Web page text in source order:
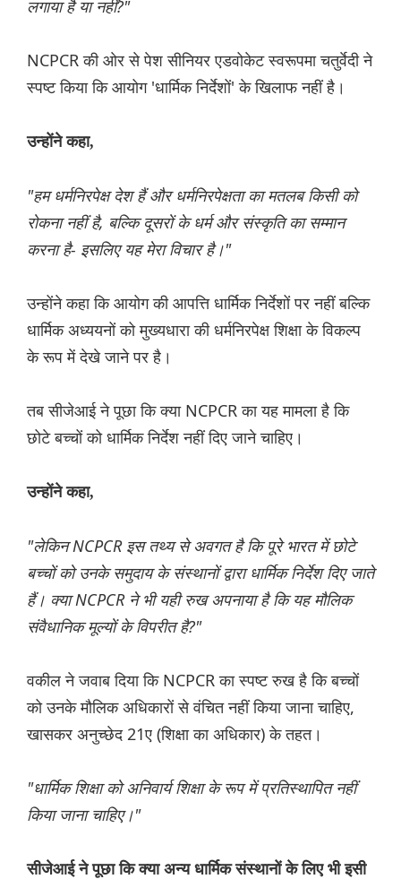
लगाया है या नहीं?"
NCPCR की ओर से पेश सीनियर एडवोकेट स्वरूपमा चतुर्वेदी ने
स्पष्ट किया कि आयोग 'धार्मिक निर्देशों' के खिलाफ नहीं है।
उन्होंने कहा,
"हम धर्मनिरपेक्ष देश हैं और धर्मनिरपेक्षता का मतलब किसी को
रोकना नहीं है, बल्कि दूसरों के धर्म और संस्कृति का सम्मान
करना है- इसलिए यह मेरा विचार है।"
उन्होंने कहा कि आयोग की आपत्ति धार्मिक निर्देशों पर नहीं बल्कि
धार्मिक अध्ययनों को मुख्यधारा की धर्मनिरपेक्ष शिक्षा के विकल्प
के रूप में देखे जाने पर है।
तब सीजेआई ने पूछा कि क्या NCPCR का यह मामला है कि
छोटे बच्चों को धार्मिक निर्देश नहीं दिए जाने चाहिए।
उन्होंने कहा,
"लेकिन NCPCR इस तथ्य से अवगत है कि पूरे भारत में छोटे
बच्चों को उनके समुदाय के संस्थानों द्वारा धार्मिक निर्देश दिए जाते
हैं। क्या NCPCR ने भी यही रुख अपनाया है कि यह मौलिक
संवैधानिक मूल्यों के विपरीत है?"
वकील ने जवाब दिया कि NCPCR का स्पष्ट रुख है कि बच्चों
को उनके मौलिक अधिकारों से वंचित नहीं किया जाना चाहिए,
खासकर अनुच्छेद 21ए (शिक्षा का अधिकार) के तहत।
"धार्मिक शिक्षा को अनिवार्य शिक्षा के रूप में प्रतिस्थापित नहीं
किया जाना चाहिए।"
सीजेआई ने पूछा कि क्या अन्य धार्मिक संस्थानों के लिए भी इसी